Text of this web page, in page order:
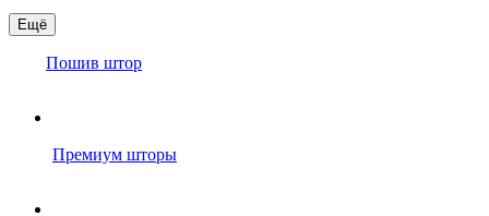
Ещё
Пошив штор
Премиум шторы